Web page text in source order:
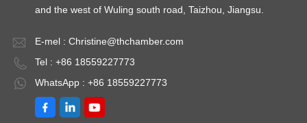
and the west of Wuling south road, Taizhou, Jiangsu.
E-mel : Christine@thchamber.com
Tel : +86 18559227773
WhatsApp : +86 18559227773